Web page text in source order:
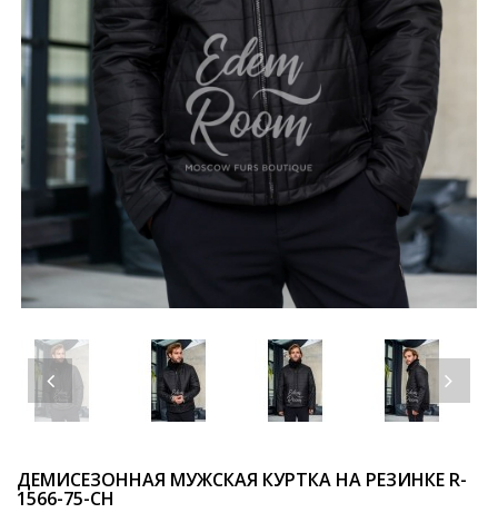
ДЕМИСЕЗОННАЯ МУЖСКАЯ КУРТКА НА РЕЗИНКЕ R-
1566-75-CH